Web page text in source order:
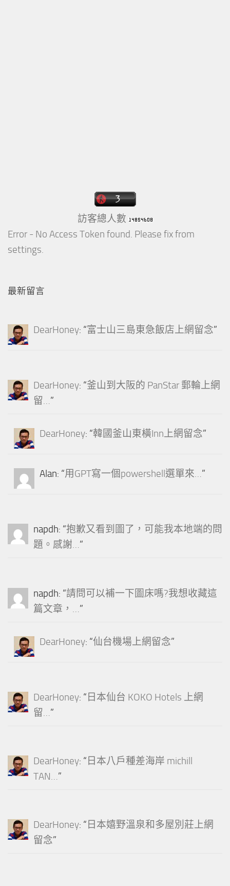
訪客總人數
Error - No Access Token found. Please fix from
settings.
最新留言
DearHoney: “富士山三島東急飯店上網留念”
DearHoney: “釜山到大阪的 PanStar 郵輪上網
留…”
DearHoney: “韓國釜山東橫Inn上網留念”
Alan: “用GPT寫一個powershell選單來…”
napdh: “抱歉又看到圖了，可能我本地端的問
題。感謝…”
napdh: “請問可以補一下圖床嗎?我想收藏這
篇文章，…”
DearHoney: “仙台機場上網留念”
DearHoney: “ 日本仙台 KOKO Hotels 上網
留…”
DearHoney: “ 日本八戶種差海岸 michill
TAN…”
DearHoney: “ 日本嬉野溫泉和多屋別莊上網
留念”